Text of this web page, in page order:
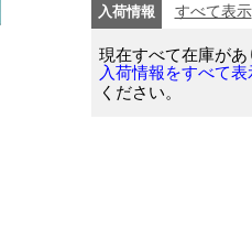
入荷情報 すべて表示
現在すべて在庫があ
入荷情報をすべて表
ください。